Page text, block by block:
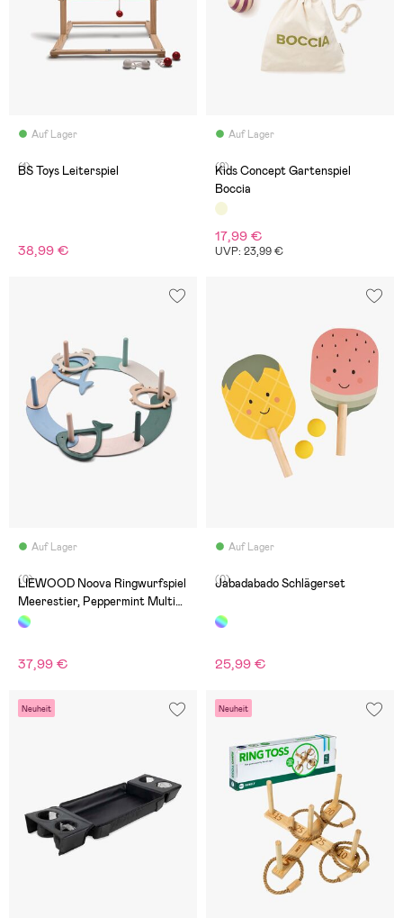
Auf Lager
(1)
BS Toys Leiterspiel
38,99 €
Auf Lager
(2)
Kids Concept Gartenspiel
Boccia
17,99 €
UVP: 23,99 €
Auf Lager
(0)
LIEWOOD Noova Ringwurfspiel
Meerestier, Peppermint Multi
Mix
37,99 €
Auf Lager
(0)
Jabadabado Schlägerset
25,99 €
Neuheit Neuheit